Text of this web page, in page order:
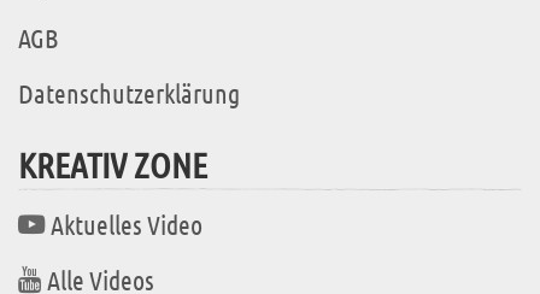
AGB
Datenschutzerklärung
KREATIV ZONE
Aktuelles Video
Alle Videos